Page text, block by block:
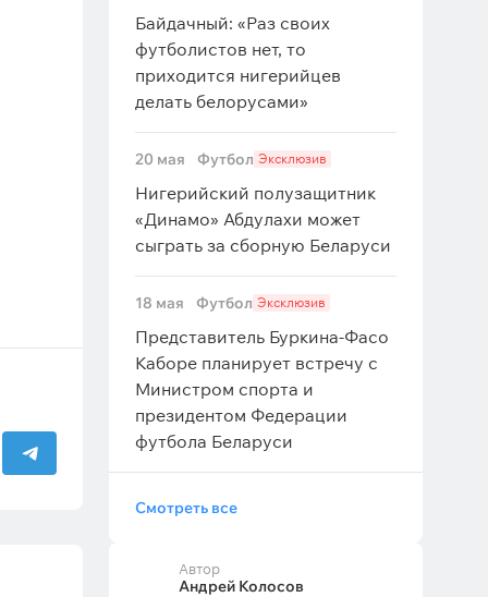
Байдачный: «Раз своих
футболистов нет, то
приходится нигерийцев
делать белорусами»
20 мая Футбол Эксклюзив
Нигерийский полузащитник
«Динамо» Абдулахи может
сыграть за сборную Беларуси
18 мая Футбол Эксклюзив
Представитель Буркина-Фасо
Каборе планирует встречу с
Министром спорта и
президентом Федерации
футбола Беларуси
Смотреть все
Автор
Андрей Колосов